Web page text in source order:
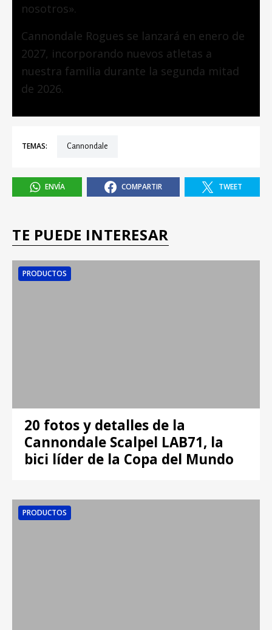
nosotros».
Cannondale Rogues se lanzará en enero de
2027, incorporando nuevos atletas a
nuestra familia durante la segunda mitad
de 2026.
TEMAS: Cannondale
ENVÍA COMPARTIR TWEET
TE PUEDE INTERESAR
PRODUCTOS
20 fotos y detalles de la
Cannondale Scalpel LAB71, la
bici líder de la Copa del Mundo
PRODUCTOS